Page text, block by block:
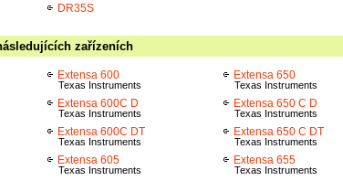
DR35S
zařízeních
Extensa 600
Texas Instruments
Extensa 600C D
Texas Instruments
Extensa 600C DT
Texas Instruments
Extensa 605
Texas Instruments
Extensa 650
Texas Instruments
Extensa 650 C D
Texas Instruments
Extensa 650 C DT
Texas Instruments
Extensa 655
Texas Instruments